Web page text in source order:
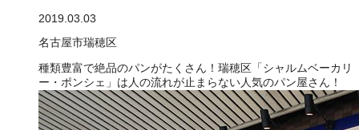
2019.03.03
名古屋市瑞穂区
種類豊富で絶品のパンがたくさん！瑞穂区「シャルムベーカリ
ー・ポンシェ」は人の流れが止まらない人気のパン屋さん！